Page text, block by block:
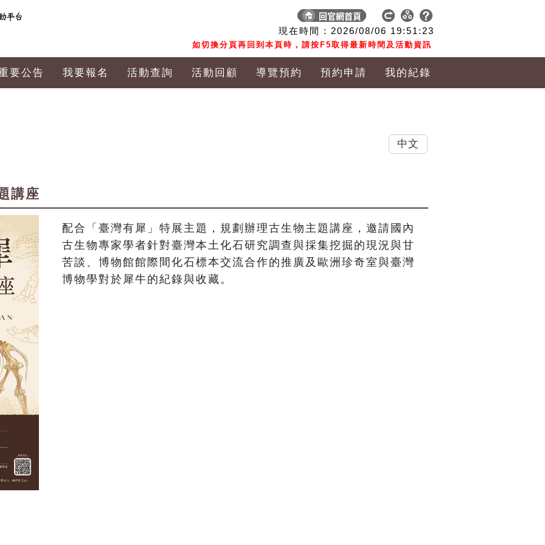
現在時間 : 2026/08/06 19:51:24
如切換分頁再回到本頁時，請按F5取得最新時間及活動資訊
要公告 我要報名 活動查詢 活動回顧 導覽預約 預約申請 我的紀錄
講座
配合「臺灣有犀」特展主題，規劃辦理古生物主題講座，邀請國內
古生物專家學者針對臺灣本土化石研究調查與採集挖掘的現況與甘
苦談、博物館館際間化石標本交流合作的推廣及歐洲珍奇室與臺灣
博物學對於犀牛的紀錄與收藏。